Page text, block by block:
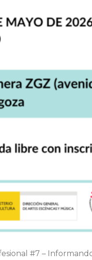
#7 –